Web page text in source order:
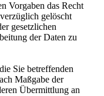
Vorgaben das Recht
gelöscht
gesetzlichen
der Daten zu
Sie betreffenden
Maßgabe der
Übermittlung an